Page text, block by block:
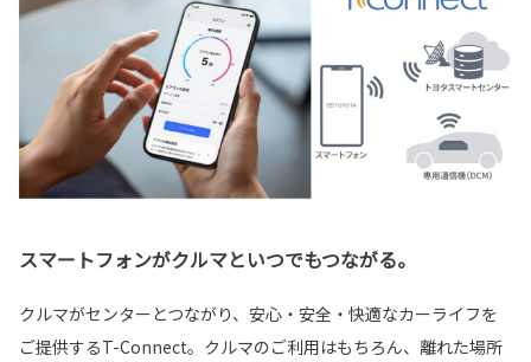
スマートフォンがクルマといつでもつながる。
クルマがセンターとつながり、安心・安全・快適なカーライフを
ご提供するT-Connect。クルマのご利用はもちろん、離れた場所